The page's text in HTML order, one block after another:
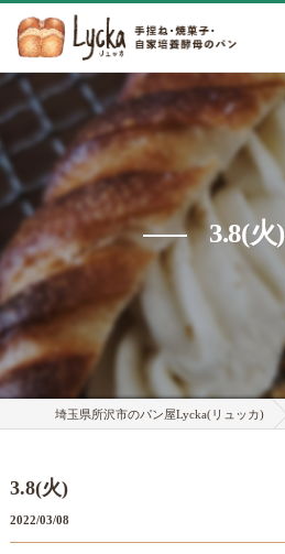
3.8(火)
埼玉県所沢市のパン屋Lycka(リュッカ)
3.8(火)
2022/03/08